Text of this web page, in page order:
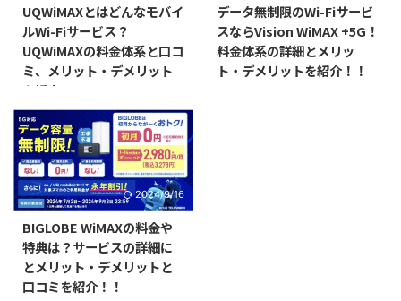
UQWiMAXとはどんなモバイ
ルWi-Fiサービス？
UQWiMAXの料金体系と口コ
ミ、メリット・デメリット
を紹介！！
データ無制限のWi-Fiサービ
スならVision WiMAX +5G！
料金体系の詳細とメリッ
ト・デメリットを紹介！！
2024/9/16
BIGLOBE WiMAXの料金や
特典は？サービスの詳細に
とメリット・デメリットと
口コミを紹介！！